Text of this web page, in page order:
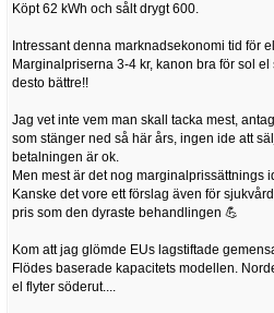
Köpt 62 kWh och sålt drygt 600.
Intressant denna marknadsekonomi tid för
Marginalpriserna 3-4 kr, kanon bra för sol
desto bättre!!
Jag vet inte vem man skall tacka mest,
som stänger ned så här års, ingen ide att
betalningen är ok.
Men mest är det nog marginalprissättnings
Kanske det vore ett förslag även för
pris som den dyraste behandlingen 💪
Kom att jag glömde EUs lagstiftade
Flödes baserade kapacitets modellen.
el flyter söderut....